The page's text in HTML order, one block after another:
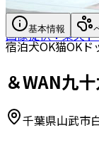
画像提供：楽天
基本情報
宿泊犬OK猫OKド
＆WAN九
千葉県山武市